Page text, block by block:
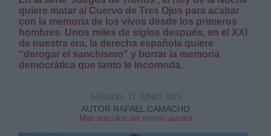
quiere matar al Cuervo de Tres Ojos para acabar
con la memoria de los vivos desde los primeros
hombres. Unos miles de siglos después, en el XXI
de nuestra era, la derecha española quiere
“derogar el sanchismo” y borrar la memoria
democrática que tanto le incomoda.
AUTOR RAFAEL CAMACHO
Mas artículos del mismo autor/a
SÁBADO, 17 JUNIO 2023
Destinatarios: